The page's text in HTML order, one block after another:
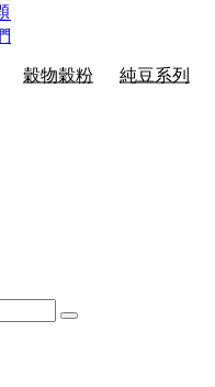
穀物穀粉 純豆系列